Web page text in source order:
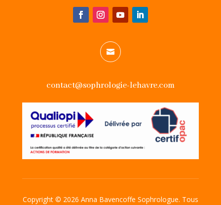

contact@sophrologie-lehavre.com
Copyright © 2026 Anna Bavencoffe Sophrologue. Tous